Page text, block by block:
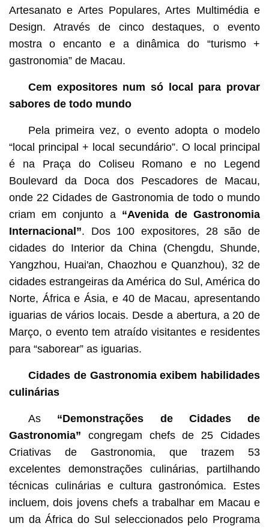
Artesanato e Artes Populares, Artes Multimédia e
Design. Através de cinco destaques, o evento
mostra o encanto e a dinâmica do “turismo +
gastronomia” de Macau.
Cem expositores num só local para provar
sabores de todo mundo
Pela primeira vez, o evento adopta o modelo
“local principal + local secundário”. O local principal
é na Praça do Coliseu Romano e no Legend
Boulevard da Doca dos Pescadores de Macau,
onde 22 Cidades de Gastronomia de todo o mundo
criam em conjunto a “Avenida de Gastronomia
Internacional”. Dos 100 expositores, 28 são de
cidades do Interior da China (Chengdu, Shunde,
Yangzhou, Huai'an, Chaozhou e Quanzhou), 32 de
cidades estrangeiras da América do Sul, América do
Norte, África e Ásia, e 40 de Macau, apresentando
iguarias de vários locais. Desde a abertura, a 20 de
Março, o evento tem atraído visitantes e residentes
para “saborear” as iguarias.
Cidades de Gastronomia exibem habilidades
culinárias
As “Demonstrações de Cidades de
Gastronomia” congregam chefs de 25 Cidades
Criativas de Gastronomia, que trazem 53
excelentes demonstrações culinárias, partilhando
técnicas culinárias e cultura gastronómica. Estes
incluem, dois jovens chefs a trabalhar em Macau e
um da África do Sul seleccionados pelo Programa